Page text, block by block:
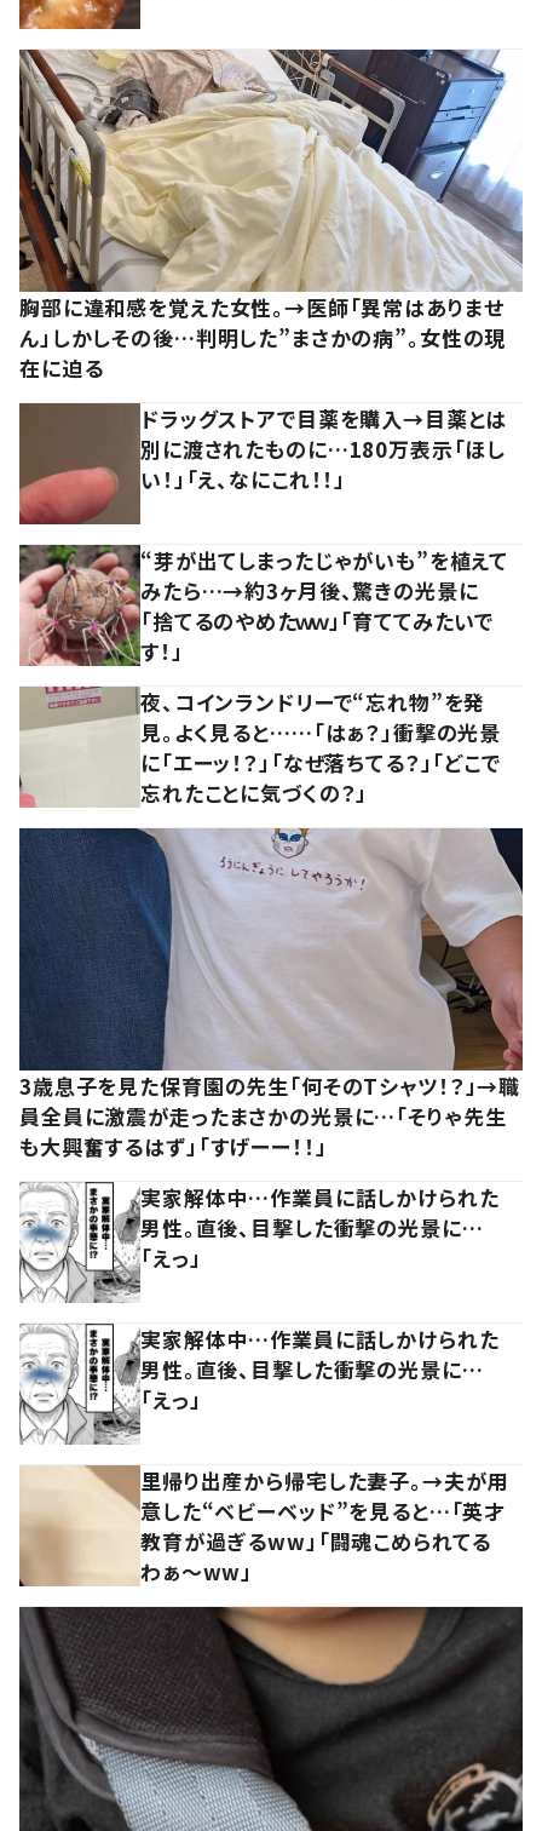
胸部に違和感を覚えた女性。→医師「異常はありませ
ん」しかしその後…判明した”まさかの病”。女性の現
在に迫る
ドラッグストアで目薬を購入→目薬とは
別に渡されたものに…180万表示「ほし
い！」「え、なにこれ！！」
“芽が出てしまったじゃがいも”を植えて
みたら…→約3ヶ月後、驚きの光景に
「捨てるのやめたｗｗ」「育ててみたいで
す！」
夜、コインランドリーで“忘れ物”を発
見。よく見ると……「はぁ？」衝撃の光景
に「エーッ！？」「なぜ落ちてる？」「どこで
忘れたことに気づくの？」
3歳息子を見た保育園の先生「何そのTシャツ！？」→職
員全員に激震が走ったまさかの光景に…「そりゃ先生
も大興奮するはず」「すげーー！！」
実家解体中…作業員に話しかけられた
男性。直後、目撃した衝撃の光景に…
「えっ」
実家解体中…作業員に話しかけられた
男性。直後、目撃した衝撃の光景に…
「えっ」
里帰り出産から帰宅した妻子。→夫が用
意した“ベビーベッド”を見ると…「英才
教育が過ぎるww」「闘魂こめられてる
わぁ～ww」